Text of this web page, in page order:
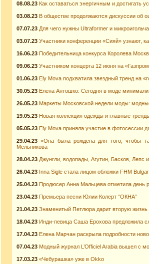
08.08.23 Как оставаться энергичным и достигать
03.08.23 В обществе продолжаются дискуссии об
07.07.23 Для чего нужны Ultraformer и
03.07.23 Участники конференции «Сияй» узнают,
16.06.23 Победительница конкурса Королева
09.06.23 Участником концерта 12 июня на
01.06.23 Ely Mova подхватила звездный тренд на
30.05.23 Елена Антошко: Сегодня в моде
26.05.23 Маркеты Московской недели моды:
19.05.23 Новая коллекция одежды и главные
05.05.23 Ely Mova приняла участие в фотосессии
29.04.23 «Она была рождена для того, чтобы
Мельникова
28.04.23 Джунгли, водопады, Агутин, Басков,
26.04.23 Inna Sigle стала лицом обложки FHM
25.04.23 Продюсер Анна Мальцева отметила день
23.04.23 Премьера песни Юлии Колерт “ОКНА”
21.04.23 Знаменитый Петлюра дарит вторую жизнь
18.04.23 Инди-певица Саша Ерохова предложила
17.04.23 Елена Марчан раскрыла подробности
07.04.23 Модный журнал L’Officiel Arabia вышел с
17.03.23 «Чебурашка» уже в Okko